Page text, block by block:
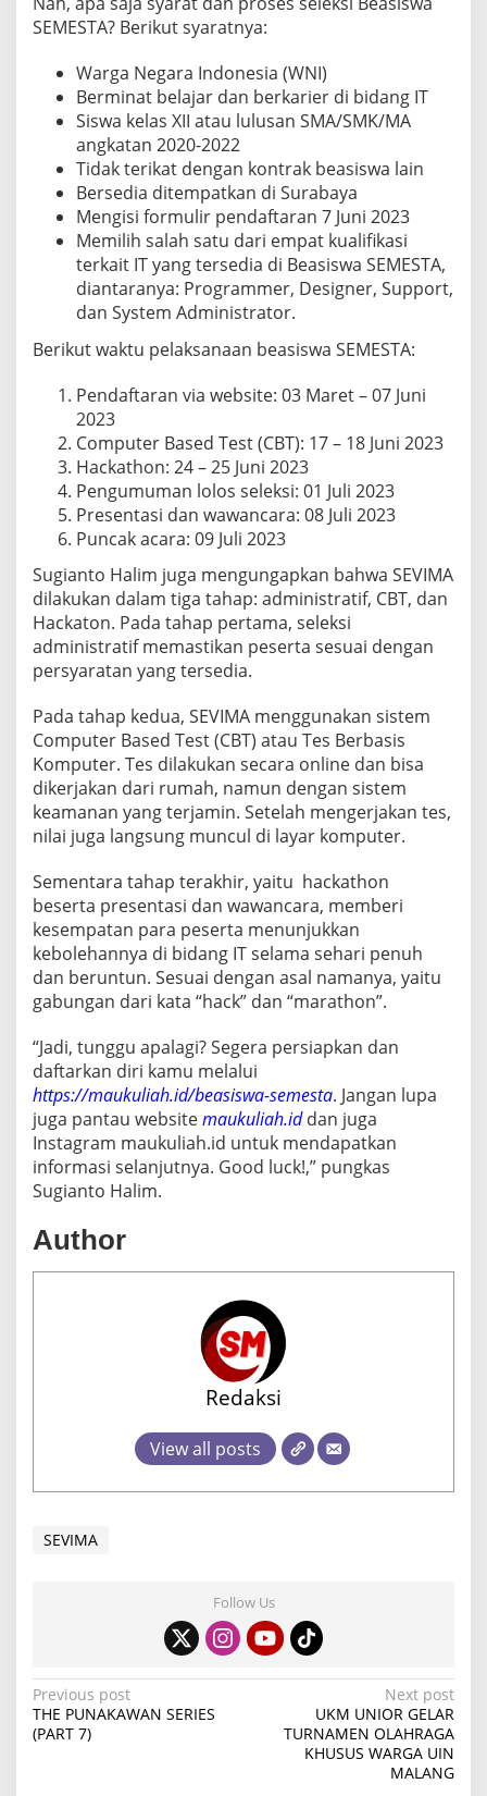
SEMESTA? Berikut syaratnya:
Warga Negara Indonesia (WNI)
Berminat belajar dan berkarier di bidang IT
Siswa kelas XII atau lulusan SMA/SMK/MA
angkatan 2020-2022
Tidak terikat dengan kontrak beasiswa lain
Bersedia ditempatkan di Surabaya
Mengisi formulir pendaftaran 7 Juni 2023
Memilih salah satu dari empat kualifikasi
terkait IT yang tersedia di Beasiswa SEMESTA,
diantaranya: Programmer, Designer, Support,
dan System Administrator.
Berikut waktu pelaksanaan beasiswa SEMESTA:
Pendaftaran via website: 03 Maret – 07 Juni
2023
Computer Based Test (CBT): 17 – 18 Juni 2023
Hackathon: 24 – 25 Juni 2023
Pengumuman lolos seleksi: 01 Juli 2023
Presentasi dan wawancara: 08 Juli 2023
Puncak acara: 09 Juli 2023
Sugianto Halim juga mengungapkan bahwa SEVIMA
dilakukan dalam tiga tahap: administratif, CBT, dan
Hackaton. Pada tahap pertama, seleksi
administratif memastikan peserta sesuai dengan
persyaratan yang tersedia.
Pada tahap kedua, SEVIMA menggunakan sistem
Computer Based Test (CBT) atau Tes Berbasis
Komputer. Tes dilakukan secara online dan bisa
dikerjakan dari rumah, namun dengan sistem
keamanan yang terjamin. Setelah mengerjakan tes,
nilai juga langsung muncul di layar komputer.
Sementara tahap terakhir, yaitu hackathon
beserta presentasi dan wawancara, memberi
kesempatan para peserta menunjukkan
kebolehannya di bidang IT selama sehari penuh
dan beruntun. Sesuai dengan asal namanya, yaitu
gabungan dari kata “hack” dan “marathon”.
“Jadi, tunggu apalagi? Segera persiapkan dan
daftarkan diri kamu melalui
https://maukuliah.id/beasiswa-semesta. Jangan lupa
juga pantau websitemaukuliah.iddan juga
Instagram maukuliah.id untuk mendapatkan
informasi selanjutnya. Good luck!,” pungkas
Sugianto Halim.
Author
Redaksi
View all posts
SEVIMA
Follow Us
P
o
Previous post
THE PUNAKAWAN SERIES
(PART 7)
Next post
UKM UNIOR GELAR
TURNAMEN OLAHRAGA
KHUSUS WARGA UIN
MALANG